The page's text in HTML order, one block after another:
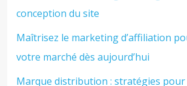
conception du site
Maîtrisez le marketing d’affiliation
votre marché dès aujourd’hui
Marque distribution : stratégies